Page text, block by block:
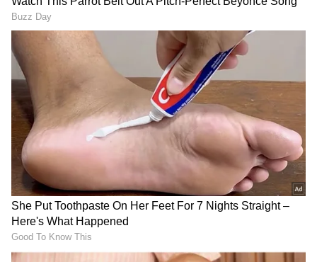
3
7